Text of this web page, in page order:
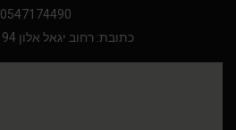
0547174490
כתובת: רחוב יגאל אלון 94 תל אביב יפו